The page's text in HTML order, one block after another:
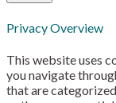
Privacy Overview
This website uses
you navigate
that are